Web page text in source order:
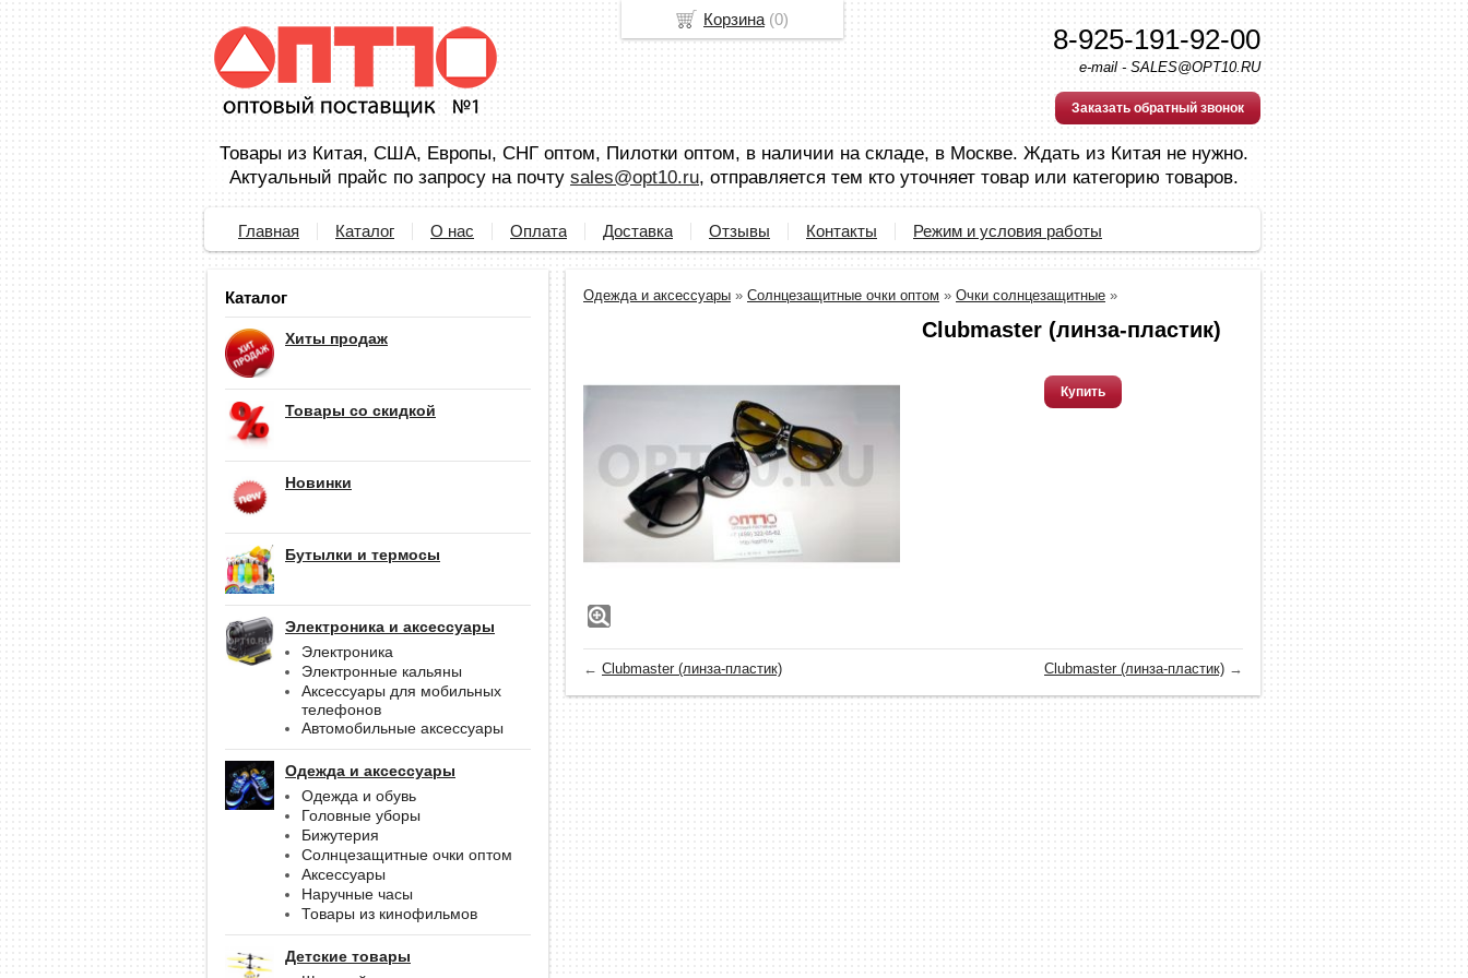
8-925-191-92-00
e-mail - SALES@OPT10.RU
Заказать обратный звонок
Товары из Китая, США, Европы, СНГ оптом, Пилотки оптом, в наличии на складе, в Москве. Ждать из Китая не нужно.
Актуальный прайс по запросу на почту sales@opt10.ru, отправляется тем кто уточняет товар или категорию товаров.
Главная Каталог О нас Оплата Доставка Отзывы Контакты Режим и условия работы
Каталог
Хиты продаж
Товары со скидкой
Новинки
Бутылки и термосы
Электроника и аксессуары
Электроника
Электронные кальяны
Аксессуары для мобильных
телефонов
Автомобильные аксессуары
Одежда и аксессуары
Одежда и обувь
Головные уборы
Бижутерия
Солнцезащитные очки оптом
Аксессуары
Наручные часы
Товары из кинофильмов
Детские товары
Одежда и аксессуары » Солнцезащитные очки оптом » Очки солнцезащитные »
Clubmaster (линза-пластик)
Купить
← Clubmaster (линза-пластик) Clubmaster (линза-пластик) →
Корзина (0)